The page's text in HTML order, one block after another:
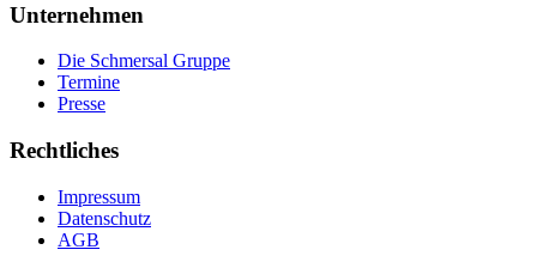
Unternehmen
Die Schmersal Gruppe
Termine
Presse
Rechtliches
Impressum
Datenschutz
AGB